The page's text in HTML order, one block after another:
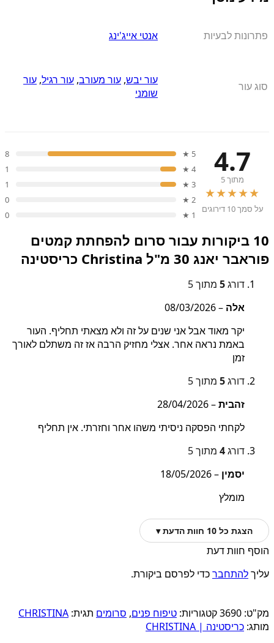
פתרונות לבעיות אנטי אייג'ינג
סוג עור עור יבש, עור מעורב, עור רגיל, עור
שומני
4.7
מתוך 5
★★★★★
על סמך 10 דירוגים
5 ★
8
4 ★
1
3 ★
1
2 ★
0
1 ★
0
10 ביקורות עבור
סרום להפחתת קמטים
פוראבר יאנג 30 מ"ל Christina כריסטינה
דורג5 מתוך 5
אלה –
08/03/2026
יקר מאוד אבל אני שנים על זה ולא מצאתי תחליף. העור
באמת נראה אחר. אצלי מחזיק הרבה אז זה משתלם לאורך
זמן
דורג5 מתוך 5
זהבית–
28/04/2026
לקחתי הפסקה ניסיתי משהו אחר וחזרתי. אין תחליף
דורג4 מתוך 5
יסמין –
18/05/2026
מומלץ
הצגת כל 10 חוות הדעת ▾
הוסף חוות דעת
עליךלהתחברכדי לפרסם ביקורת.
מק"ט: 3690קטגוריות: טיפוח פנים, סרומים תגית: CHRISTINA
מותג: כריסטינה | CHRISTINA